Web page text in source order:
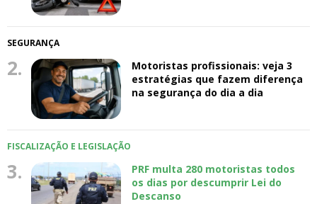
SEGURANÇA
2.
Motoristas profissionais: veja 3
estratégias que fazem diferença
na segurança do dia a dia
FISCALIZAÇÃO E LEGISLAÇÃO
3.
PRF multa 280 motoristas todos
os dias por descumprir Lei do
Descanso